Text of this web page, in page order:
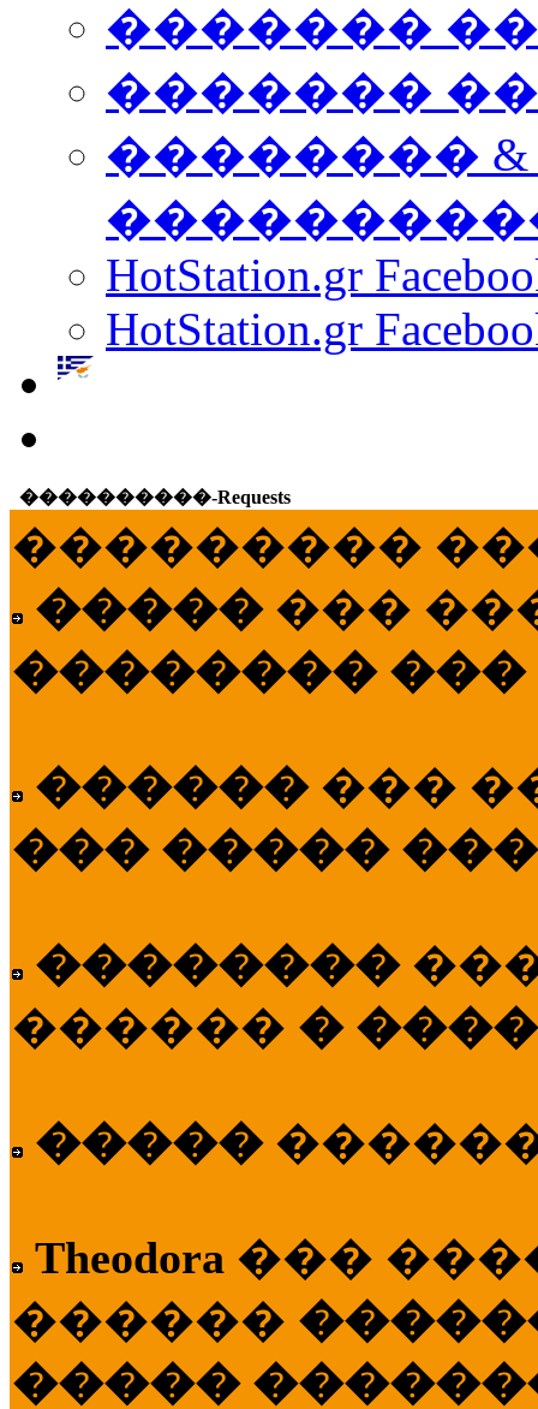
�������
������� ���
��������
HotStation.gr
HotStation.gr
����������-Requests
���������
����� ���
�������� ���
������ ���
��� �����
��������
������ �
�����
Theodora ���
������
�����